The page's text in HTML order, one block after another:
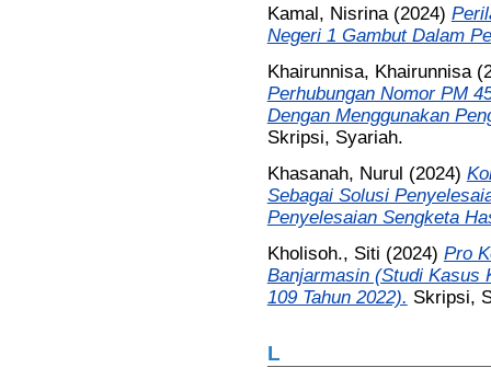
Kamal, Nisrina(2024)
Negeri 1 Gambut Dalam
Khairunnisa, Khairunnisa
Perhubungan Nomor PM
Dengan Menggunakan
Skripsi, Syariah.
Khasanah, Nurul (2024)
Sebagai Solusi
Penyelesaian Sengketa
Kholisoh., Siti (2024) Pro
Banjarmasin (Studi Kasus
109 Tahun 2022). Skripsi,
L